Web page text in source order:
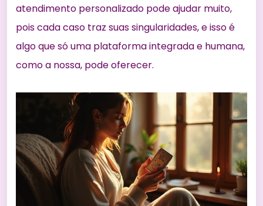
atendimento personalizado pode ajudar muito,
pois cada caso traz suas singularidades, e isso é
algo que só uma plataforma integrada e humana,
como a nossa, pode oferecer.